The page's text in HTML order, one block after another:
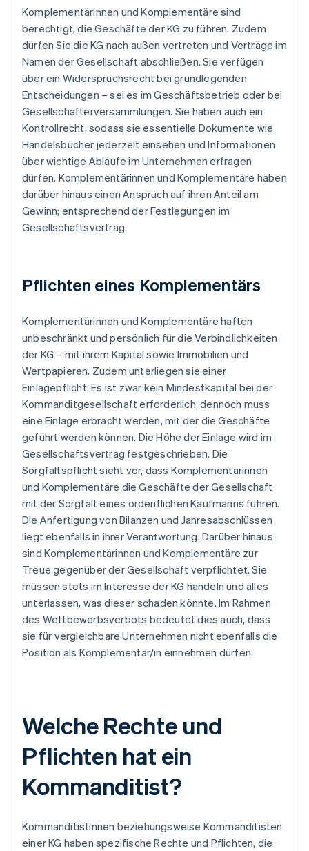
Komplementärinnen und Komplementäre sind
berechtigt, die Geschäfte der KG zu führen. Zudem
dürfen Sie die KG nach außen vertreten und Verträge im
Namen der Gesellschaft abschließen. Sie verfügen
über ein Widerspruchsrecht bei grundlegenden
Entscheidungen – sei es im Geschäftsbetrieb oder bei
Gesellschafterversammlungen. Sie haben auch ein
Kontrollrecht, sodass sie essentielle Dokumente wie
Handelsbücher jederzeit einsehen und Informationen
über wichtige Abläufe im Unternehmen erfragen
dürfen. Komplementärinnen und Komplementäre haben
darüber hinaus einen Anspruch auf ihren Anteil am
Gewinn; entsprechend der Festlegungen im
Gesellschaftsvertrag.
Pflichten eines Komplementärs
Komplementärinnen und Komplementäre haften
unbeschränkt und persönlich für die Verbindlichkeiten
der KG – mit ihrem Kapital sowie Immobilien und
Wertpapieren. Zudem unterliegen sie einer
Einlagepflicht: Es ist zwar kein Mindestkapital bei der
Kommanditgesellschaft erforderlich, dennoch muss
eine Einlage erbracht werden, mit der die Geschäfte
geführt werden können. Die Höhe der Einlage wird im
Gesellschaftsvertrag festgeschrieben. Die
Sorgfaltspflicht sieht vor, dass Komplementärinnen
und Komplementäre die Geschäfte der Gesellschaft
mit der Sorgfalt eines ordentlichen Kaufmanns führen.
Die Anfertigung von Bilanzen und Jahresabschlüssen
liegt ebenfalls in ihrer Verantwortung. Darüber hinaus
sind Komplementärinnen und Komplementäre zur
Treue gegenüber der Gesellschaft verpflichtet. Sie
müssen stets im Interesse der KG handeln und alles
unterlassen, was dieser schaden könnte. Im Rahmen
des Wettbewerbsverbots bedeutet dies auch, dass
sie für vergleichbare Unternehmen nicht ebenfalls die
Position als Komplementär/in einnehmen dürfen.
Welche Rechte und
Pflichten hat ein
Kommanditist?
Kommanditistinnen beziehungsweise Kommanditisten
einer KG haben spezifische Rechte und Pflichten, die